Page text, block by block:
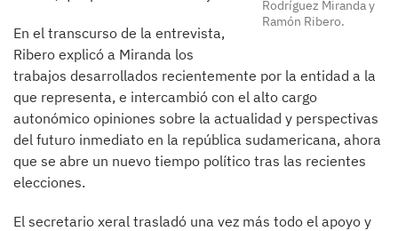
Rodríguez Miranda y
Ramón Ribero.
En el transcurso de la entrevista,
Ribero explicó a Miranda los
trabajos desarrollados recientemente por la entidad a la
que representa, e intercambió con el alto cargo
autonómico opiniones sobre la actualidad y perspectivas
del futuro inmediato en la república sudamericana, ahora
que se abre un nuevo tiempo político tras las recientes
elecciones.
El secretario xeral trasladó una vez más todo el apoyo y